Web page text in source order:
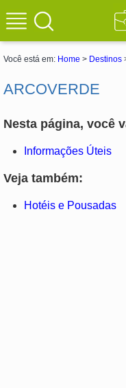
Você está em: Home > Destinos
ARCOVERDE
Nesta página, você
Informações Úteis
Veja também:
Hotéis e Pousadas